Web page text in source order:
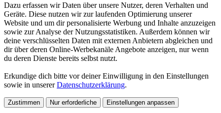
Dazu erfassen wir Daten über unsere Nutzer, deren Verhalten und
Geräte. Diese nutzen wir zur laufenden Optimierung unserer
Website und um dir personalisierte Werbung und Inhalte anzuzeigen
sowie zur Analyse der Nutzungsstatistiken. Außerdem können wir
deine verschlüsselten Daten mit externen Anbietern abgleichen und
dir über deren Online-Werbekanäle Angebote anzeigen, nur wenn
du deren Dienste bereits selbst nutzt.
Erkundige dich bitte vor deiner Einwilligung in den Einstellungen
sowie in unsererDatenschutzerklärung.
Zustimmen Nur erforderliche Einstellungen anpassen